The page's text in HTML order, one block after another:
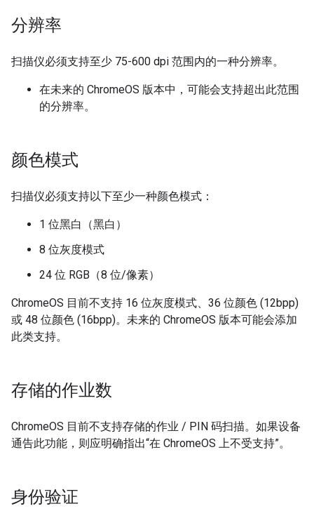
分辨率
扫描仪必须支持至少 75-600 dpi 范围内的一种分辨率。
在未来的 ChromeOS 版本中，可能会支持超出此范围
的分辨率。
颜色模式
扫描仪必须支持以下至少一种颜色模式：
1 位黑白（黑白）
8 位灰度模式
24 位 RGB（8 位/像素）
ChromeOS 目前不支持 16 位灰度模式、36 位颜色 (12bpp)
或 48 位颜色 (16bpp)。未来的 ChromeOS 版本可能会添加
此类支持。
存储的作业数
ChromeOS 目前不支持存储的作业 / PIN 码扫描。如果设备
通告此功能，则应明确指出“在 ChromeOS 上不受支持”。
身份验证